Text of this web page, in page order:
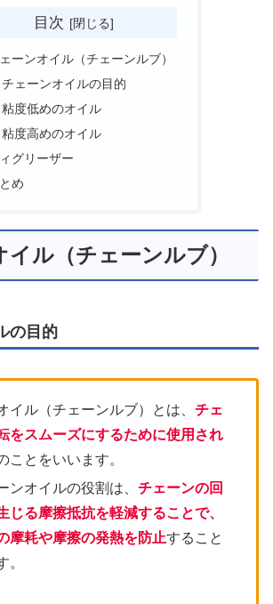
目次
ーンオイル（チェーンルブ）
チェーンオイルの目的
粘度低めのオイル
粘度高めのオイル
グリーザー
め
ル（チェーンルブ）
の目的
イル（チェーンルブ）とは、チェ
をスムーズにするために使用され
ことをいいます。
ンオイルの役割は、チェーンの回
じる摩擦抵抗を軽減することで、
摩耗や摩擦の発熱を防止すること
。